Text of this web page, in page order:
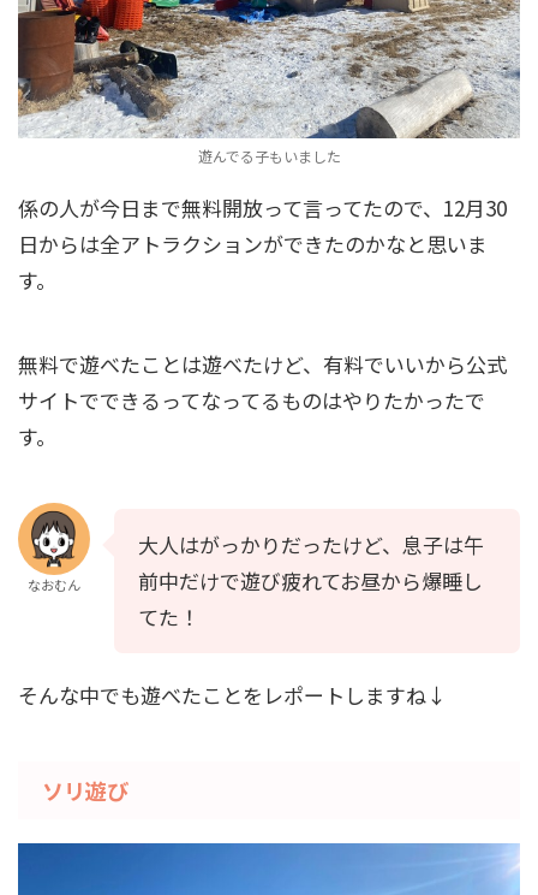
遊んでる子もいました
係の人が今日まで無料開放って言ってたので、12月30
日からは全アトラクションができたのかなと思いま
す。
無料で遊べたことは遊べたけど、有料でいいから公式
サイトでできるってなってるものはやりたかったで
す。
なおむん
大人はがっかりだったけど、息子は午
前中だけで遊び疲れてお昼から爆睡し
てた！
そんな中でも遊べたことをレポートしますね↓
ソリ遊び